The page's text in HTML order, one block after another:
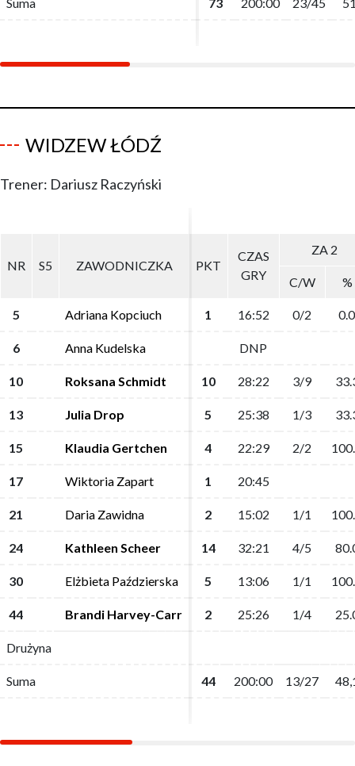
WIDZEW ŁÓDŹ
Trener: Dariusz Raczyński
NR S5 ZAWODNICZKA PKT
CZAS
GRY
ZA 2
C/W %
5 Adriana Kopciuch 1 16:52 0/2 0.0
6 Anna Kudelska DNP
10 Roksana Schmidt 10 28:22 3/9
13 Julia Drop 5 25:38 1/3
15 Klaudia Gertchen 4 22:29 2/2
17 Wiktoria Zapart 1 20:45
21 Daria Zawidna 2 15:02 1/1
24 Kathleen Scheer 14 32:21 4/5
30 Elżbieta Paździerska 5 13:06 1/1
44 Brandi Harvey-Carr 2 25:26 1/4
Drużyna
Suma 44 200:00 13/27
NR S5 ZAWODNICZKA PKT
CZAS
GRY
ZA 2
C/W %
5 Adriana Kopciuch 1 16:52 0/2 0.0
6 Anna Kudelska DNP
10 Roksana Schmidt 10 28:22 3/9
13 Julia Drop 5 25:38 1/3
15 Klaudia Gertchen 4 22:29 2/2
17 Wiktoria Zapart 1 20:45
21 Daria Zawidna 2 15:02 1/1
24 Kathleen Scheer 14 32:21 4/5
30 Elżbieta Paździerska 5 13:06 1/1
44 Brandi Harvey-Carr 2 25:26 1/4
Drużyna
Suma 44 200:00 13/27